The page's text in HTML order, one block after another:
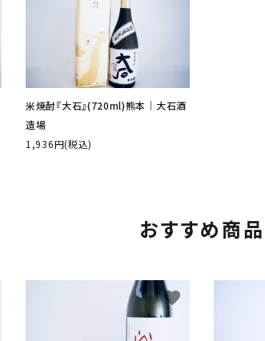
米焼酎『大石』(720ml)熊本│大石酒
造場
1,936円(税込)
おすすめ商品
favorite